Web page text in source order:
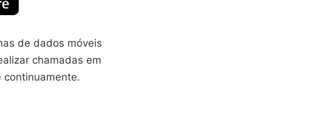
de dados móveis
chamadas em
continuamente.